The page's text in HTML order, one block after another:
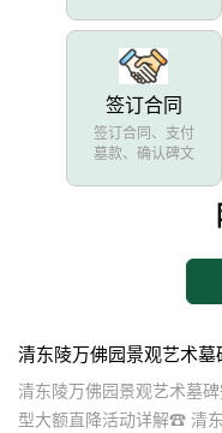
签订合同
签订合同、支付
墓款、确认碑文
清东陵万佛园景观艺术墓
型大额直降活动详解☎ 清